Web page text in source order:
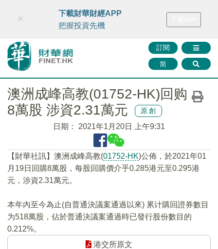
財華智庫網 FINTV FINMETA 財華證券 媒體矩陣
訂閱
简
×
下載財華財經APP
把握投資先機
澳洲成峰高教(01752-HK)回购
8萬股 涉資2.31萬元
原創
日期： 2021年1月20日 上午9:31
【財華社訊】澳洲成峰高教(01752-HK)公佈，於2021年01
月19日回購8萬股，每股回購價介乎0.285港元至0.295港
元，涉資2.31萬元。
本年內至今為止(自普通決議案通過以來) 累计購回證券數目
为518萬股，佔於普通決議案通過時已發行股份數目的
0.212%。
港交所原文